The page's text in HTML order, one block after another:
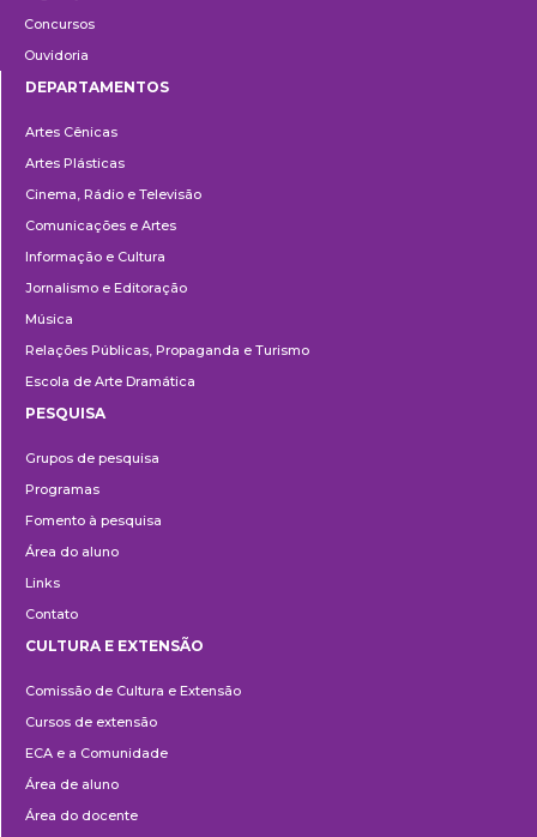
Concursos
Ouvidoria
DEPARTAMENTOS
Artes Cênicas
Artes Plásticas
Cinema, Rádio e Televisão
Comunicações e Artes
Informação e Cultura
Jornalismo e Editoração
Música
Relações Públicas, Propaganda e Turismo
Escola de Arte Dramática
PESQUISA
Grupos de pesquisa
Programas
Fomento à pesquisa
Área do aluno
Links
Contato
e
Extensão
CULTURA E EXTENSÃO
Comissão de Cultura e Extensão
Cursos de extensão
ECA e a Comunidade
Área de aluno
Área do docente